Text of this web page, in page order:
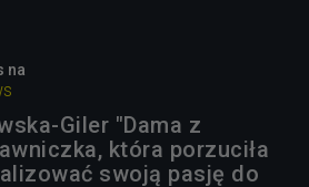
na
Giler "Dama z
która porzuciła
swoją pasję do